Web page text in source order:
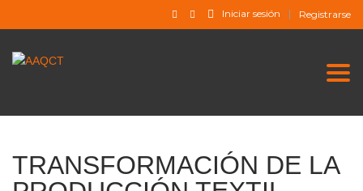
Iniciar sesión Registrarse
TRANSFORMACIÓN DE LA